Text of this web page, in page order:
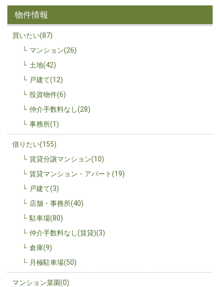
物件情報
買いたい(87)
マンション(26)
土地(42)
戸建て(12)
投資物件(6)
仲介手数料なし(28)
事務所(1)
借りたい(155)
賃貸分譲マンション(10)
賃貸マンション・アパート(19)
戸建て(3)
店舗・事務所(40)
駐車場(80)
仲介手数料なし(賃貸)(3)
倉庫(9)
月極駐車場(50)
マンション菜園(0)